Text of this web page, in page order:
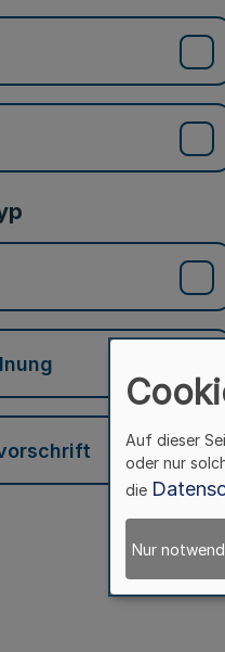
Auf dieser
oder nur
die
Nur